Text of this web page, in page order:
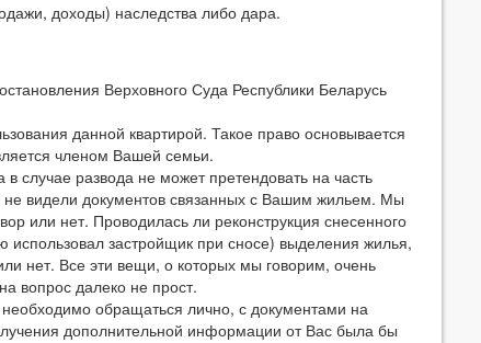
доходы) наследства либо дара.
Верховного Суда Республики Беларусь
данной квартирой. Такое право основывается
членом Вашей семьи.
развода не может претендовать на часть
видели документов связанных с Вашим жильем. Мы
или нет. Проводилась ли реконструкция снесенного
застройщик при сносе) выделения жилья,
нет. Все эти вещи, о которых мы говорим, очень
вопрос далеко не прост.
обращаться лично, с документами на
дополнительной информации от Вас была бы